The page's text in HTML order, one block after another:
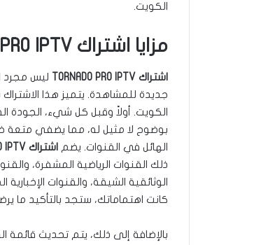
الكويت.
مزايا اشتراك TORNADO PRO IPTV والقنوات المتوفرة
اشتراك TORNADO PRO IPTV
جديدة للمشاهدة. يتميز هذا
بوضوح لا مثيل له، مما يضفي متعة
الهائل في القنوات. يضم اشتراك TORNADO PRO IPTV
ذلك القنوات الرياضية المشفرة،
الوثائقية الشيقة، والقنوات
كانت اهتماماتك، ستجد بالتأكيد ما
بالإضافة إلى ذلك، يتم تحديث